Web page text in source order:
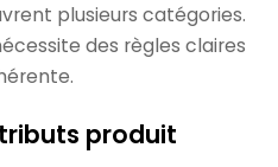
plusieurs catégories.
des règles claires
produit